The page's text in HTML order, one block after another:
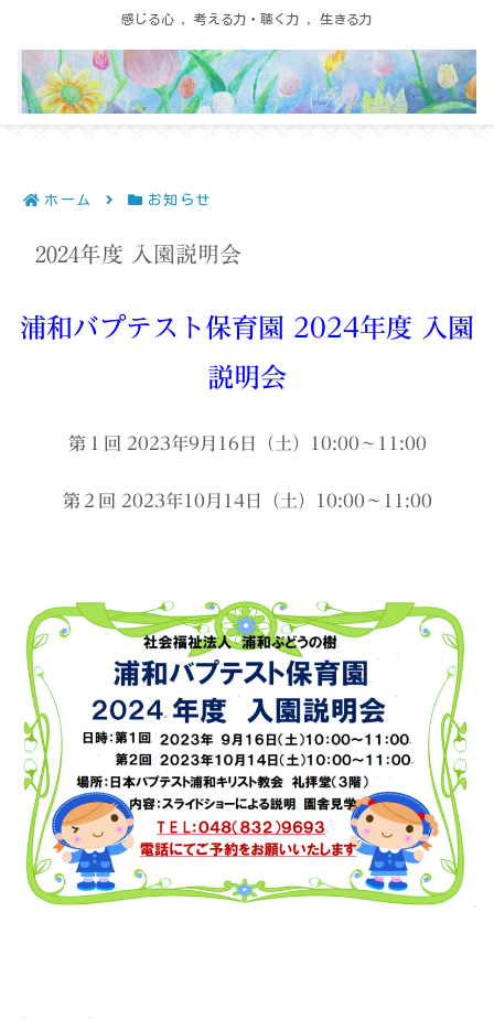
感じる心 ，考える力・聴く力 ，生きる力
ホーム お知らせ
2024年度 入園説明会
浦和バプテスト保育園 2024年度 入園
説明会
第１回 2023年9月16日（土）10:00～11:00
第２回 2023年10月14日（土）10:00～11:00